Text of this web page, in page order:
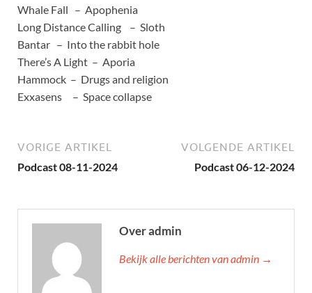
Whale Fall – Apophenia
Long Distance Calling – Sloth
Bantar – Into the rabbit hole
There’s A Light – Aporia
Hammock – Drugs and religion
Exxasens – Space collapse
VORIGE ARTIKEL
Podcast 08-11-2024
VOLGENDE ARTIKEL
Podcast 06-12-2024
Over admin
Bekijk alle berichten van admin →